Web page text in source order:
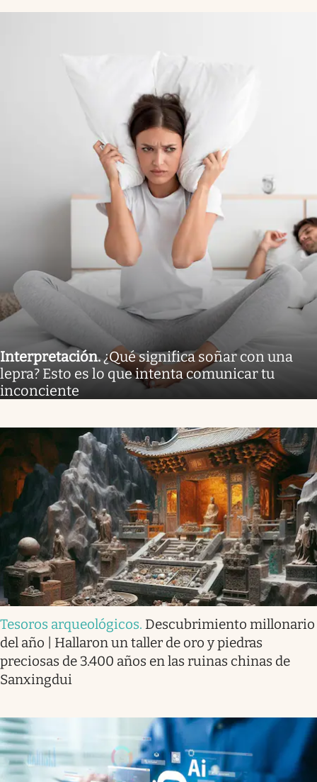
Interpretación.¿Qué significa soñar con una
lepra? Esto es lo que intenta comunicar tu
inconciente
Tesoros arqueológicos. Descubrimiento millonario
del año | Hallaron un taller de oro y piedras
preciosas de 3.400 años en las ruinas chinas de
Sanxingdui